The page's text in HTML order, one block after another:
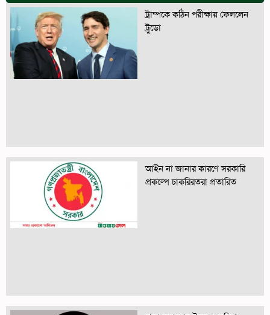
ট্রাম্পকে কঠিন পরীক্ষায় ফেললেন
ট্রুডো
আইন না জানার কারণে সরকারি
প্রকল্পে চাকরিরতরা প্রতারিত